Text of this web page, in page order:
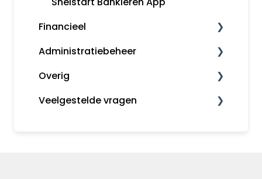
Financieel
Fiscaal
Rapporten
Administratiebeheer
Administratiebeheer
Gebruikers en rechten
Overig
MijnSnelStart
Veelgestelde vragen